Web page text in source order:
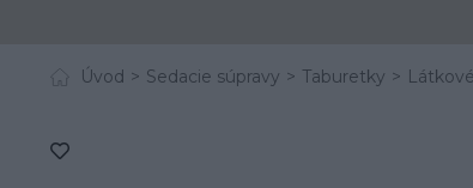
Úvod Sedacie súpravy Taburetky